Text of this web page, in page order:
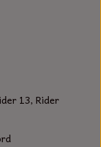
13, Rider